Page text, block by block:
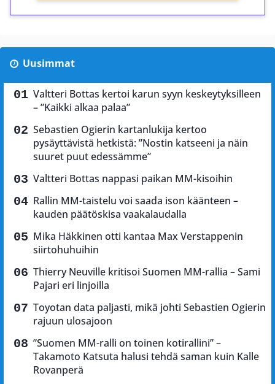
Uusimmat
Valtteri Bottas kertoi karun syyn keskeytyksilleen
– ”Kaikki alkaa palaa”
Sebastien Ogierin kartanlukija kertoo
pysäyttävistä hetkistä: ”Nostin katseeni ja näin
suuret puut edessämme”
Valtteri Bottas nappasi paikan MM-kisoihin
Rallin MM-taistelu voi saada ison käänteen –
kauden päätöskisa vaakalaudalla
Mika Häkkinen otti kantaa Max Verstappenin
siirtohuhuihin
Thierry Neuville kritisoi Suomen MM-rallia – Sami
Pajari eri linjoilla
Toyotan data paljasti, mikä johti Sebastien Ogierin
rajuun ulosajoon
”Suomen MM-ralli on toinen kotirallini” –
Takamoto Katsuta halusi tehdä saman kuin Kalle
Rovanperä